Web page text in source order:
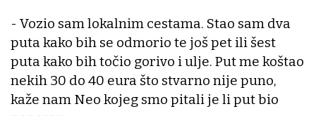
- Vozio sam lokalnim cestama. Stao sam dva
puta kako bih se odmorio te još pet ili šest
puta kako bih točio gorivo i ulje. Put me koštao
nekih 30 do 40 eura što stvarno nije puno,
kaže nam Neo kojeg smo pitali je li put bio